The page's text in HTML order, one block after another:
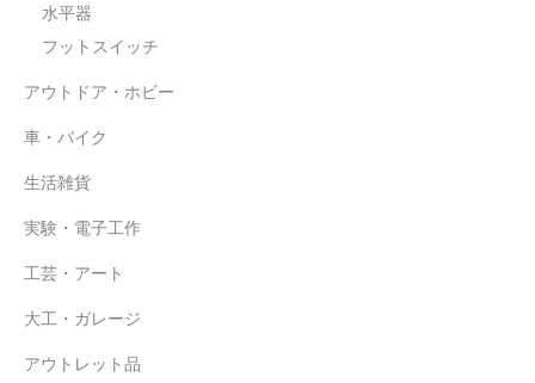
水平器
フットスイッチ
アウトドア・ホビー
車・バイク
生活雑貨
実験・電子工作
工芸・アート
大工・ガレージ
アウトレット品